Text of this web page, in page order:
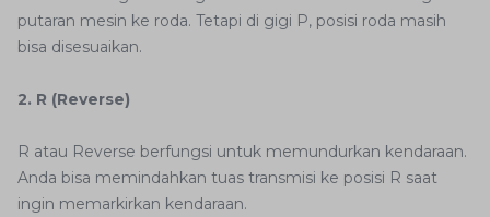
putaran mesin ke roda. Tetapi di gigi P, posisi roda masih
bisa disesuaikan.
2. R (Reverse)
R atau Reverse berfungsi untuk memundurkan kendaraan.
Anda bisa memindahkan tuas transmisi ke posisi R saat
ingin memarkirkan kendaraan.